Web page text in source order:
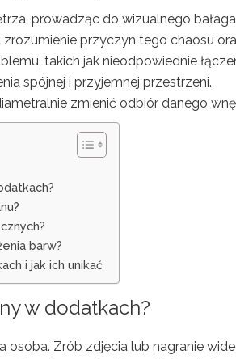
prowadząc do wizualnego
przyczyn tego chaosu
takich jak nieodpowiednie
spójnej i przyjemnej przestrzeni.
zmienić odbiór danego
barw?
i jak ich unikać
w dodatkach?
osoba. Zrób zdjęcia lub nagranie